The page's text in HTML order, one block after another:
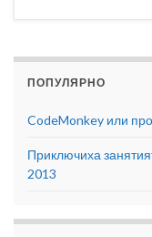
ПОПУЛЯРНО
CodeMonkey или
Приключиха
2013